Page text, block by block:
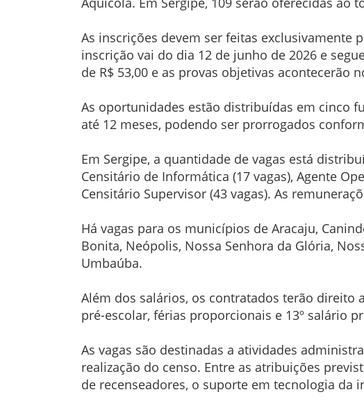
As inscrições devem ser feitas exclusivamente
inscrição vai do dia 12 de junho de 2026 e
de R$ 53,00 e as provas objetivas acontecerão
As oportunidades estão distribuídas em cinco
até 12 meses, podendo ser prorrogados
Em Sergipe, a quantidade de vagas está
Censitário de Informática (17 vagas), Agente
Censitário Supervisor (43 vagas). As
Há vagas para os municípios de Aracaju,
Bonita, Neópolis, Nossa Senhora da Glória,
Umbaúba.
Além dos salários, os contratados terão direito
pré-escolar, férias proporcionais e 13º salário
As vagas são destinadas a atividades
realização do censo. Entre as atribuições
de recenseadores, o suporte em tecnologia da